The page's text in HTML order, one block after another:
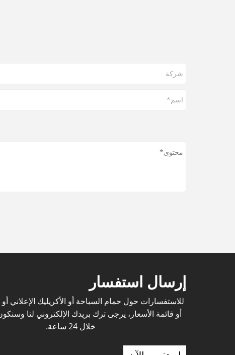
إرسال استفسار
للاستفسارات حول حمام السباحة أو الأكريليك
أو قائمة الأسعار، يرجى ترك بريدك الإلكتروني لنا
خلال 24 ساعة.